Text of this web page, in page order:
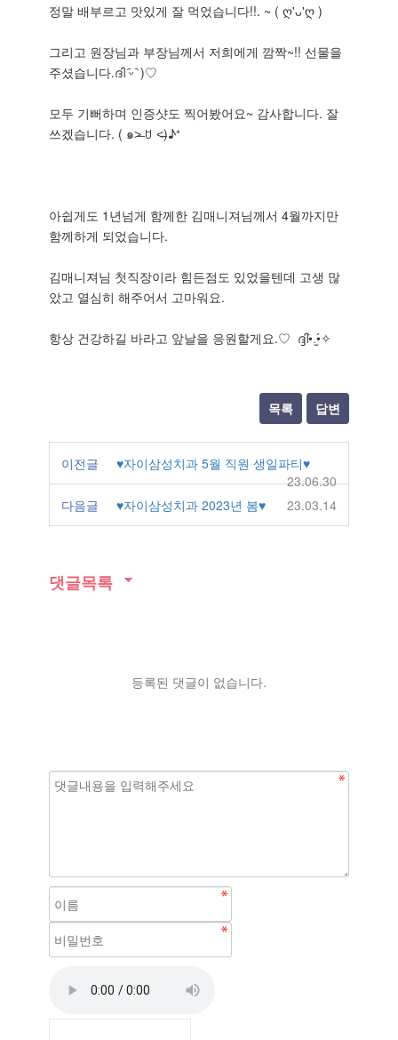
정말 배부르고 맛있게 잘 먹었습니다!!. ~ ( ღ'ᴗ'ღ )
그리고 원장님과 부장님께서 저희에게 깜짝~!! 선물을
주셨습니다.ദി ᷇ᵕ ᷆ )♡
모두 기뻐하며 인증샷도 찍어봤어요~ 감사합니다. 잘
쓰겠습니다. ( ๑˃̶ ꇴ ˂̶)♪⁺
아쉽게도 1년넘게 함께한 김매니져님께서 4월까지만
함께하게 되었습니다.
김매니져님 첫직장이라 힘든점도 있었을텐데 고생 많
았고 열심히 해주어서 고마워요.
항상 건강하길 바라고 앞날을 응원할게요.♡ ദ്ദി•̀.̫•́✧
목록 답변
이전글
♥자이삼성치과 5월 직원 생일파티♥
23.06.30
다음글
♥자이삼성치과 2023년 봄♥ 23.03.14
댓글목록
등록된 댓글이 없습니다.